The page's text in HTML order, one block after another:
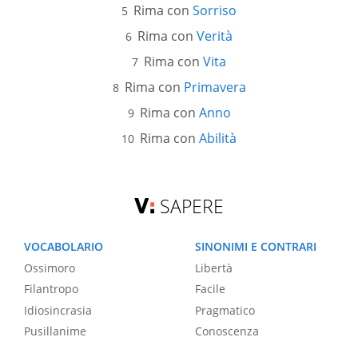
Rima con Sorriso
Rima con Verità
Rima con Vita
Rima con Primavera
Rima con Anno
Rima con Abilità
SAPERE
VOCABOLARIO
Ossimoro
Filantropo
Idiosincrasia
Pusillanime
SINONIMI E CONTRARI
Libertà
Facile
Pragmatico
Conoscenza